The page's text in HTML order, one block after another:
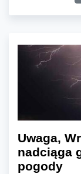
Uwaga,
nadciąga
pogody